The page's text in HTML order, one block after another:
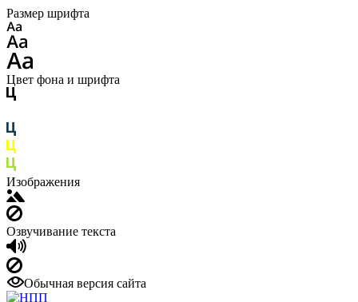
Размер шрифта
Цвет фона и шрифта
Изображения
Озвучивание текста
Обычная версия сайта